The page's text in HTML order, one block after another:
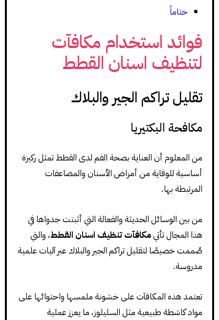
ختاماً
فوائد استخدام مكافآت
لتنظيف اسنان القطط
تقليل تراكم الجير والبلاك
مكافحة البكتيريا
من المعلوم أن العناية بصحة الفم لدى القطط تمثل ركيزة
أساسية للوقاية من أمراض الأسنان والمضاعفات
المرتبطة بها.
من بين الوسائل الحديثة والفعالة التي أثبتت جدواها في
هذا المجال تأتيمكافآت تنظيف اسنان القطط، والتي
صُممت خصيصًا لتقليل تراكم الجير والبلاك عبر آليات علمية
مدروسة.
تعتمد هذه المكافآت على خشونة ملمسها واحتوائها على
مواد كاشطة طبيعية مثل السليلوز، ما يعزز عملية